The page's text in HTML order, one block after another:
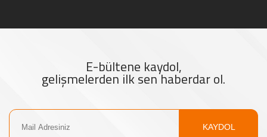
E-bültene kaydol,
gelişmelerden ilk sen haberdar ol.
KAYDOL